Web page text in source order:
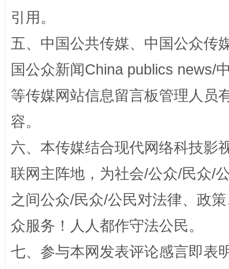
如何以同查同治破解风腐交织难题 养老服
引用。
五、中国公共传媒、中国公众传
国公众新闻China publics news/
等传媒网站信息留言板管理人员
容。
六、本传媒结合现代网络科技影
联网主阵地，为社会/公众/民众/
之间公众/民众/公民对法律、政
众服务！人人都作守法公民。
七、参与本网发表评论感言即表